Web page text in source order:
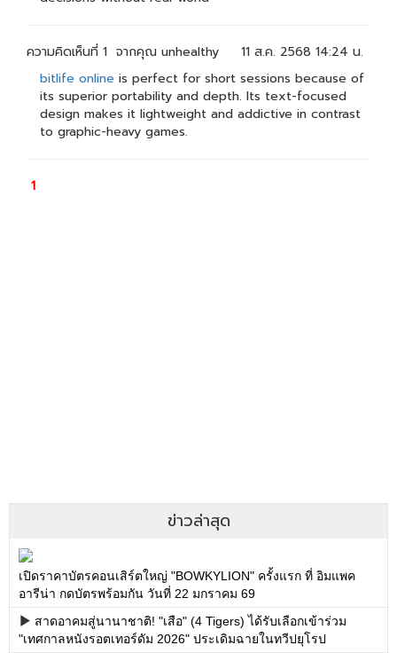
ข่าวล่าสุด
เปิดราคาบัตรคอนเสิร์ตใหญ่ "BOWKYLION" ครั้งแรก ที่ อิมแพค
อารีน่า กดบัตรพร้อมกัน วันที่ 22 มกราคม 69
สาดอาคมสู่นานาชาติ! "เสือ" (4 Tigers) ได้รับเลือกเข้าร่วม
"เทศกาลหนังรอตเทอร์ดัม 2026" ประเดิมฉายในทวีปยุโรป